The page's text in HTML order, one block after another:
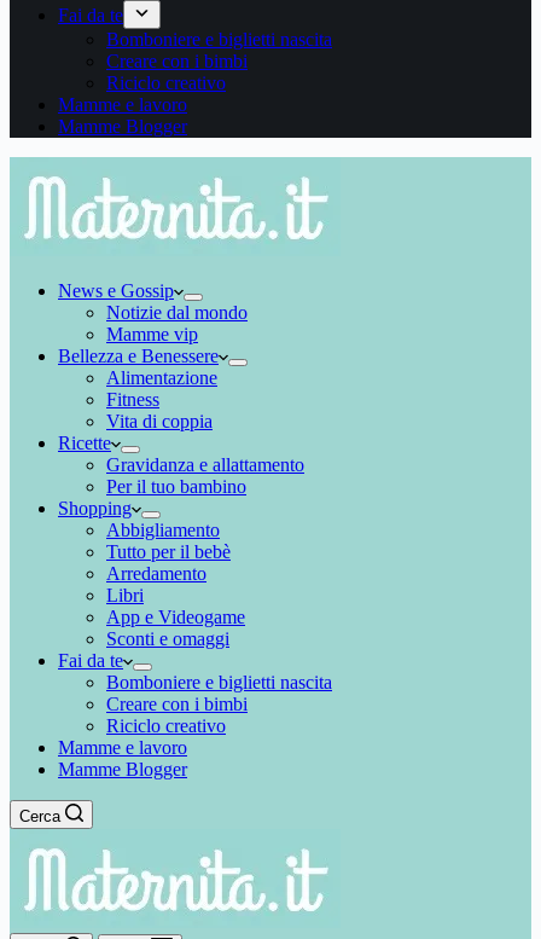
Fai da te
Bomboniere e biglietti nascita
Creare con i bimbi
Riciclo creativo
Mamme e lavoro
Mamme Blogger
News e Gossip
Notizie dal mondo
Mamme vip
Bellezza e Benessere
Alimentazione
Fitness
Vita di coppia
Ricette
Gravidanza e allattamento
Per il tuo bambino
Shopping
Abbigliamento
Tutto per il bebè
Arredamento
Libri
App e Videogame
Sconti e omaggi
Fai da te
Bomboniere e biglietti nascita
Creare con i bimbi
Riciclo creativo
Mamme e lavoro
Mamme Blogger
Cerca